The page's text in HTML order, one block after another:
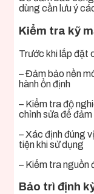
dùng cần lưu ý
Kiểm tra kỹ
Trước khi lắp đặt
– Đảm bảo nền
hành ổn định
– Kiểm tra độ
chỉnh sửa để
– Xác định đúng
tiện khi sử dụng
– Kiểm tra nguồn
Bảo trì định